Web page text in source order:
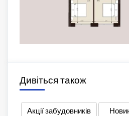
Дивіться також
Акції забудовників